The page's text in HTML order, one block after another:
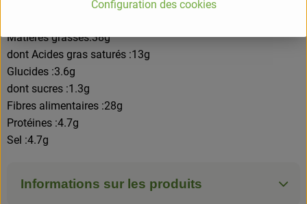
Valeurs nutritionnelles pour 100g
Matières grasses:38g
dont Acides gras saturés :13g
Glucides :3.6g
dont sucres :1.3g
Fibres alimentaires :28g
Protéines :4.7g
Sel :4.7g
Informations sur les produits
Configuration des cookies